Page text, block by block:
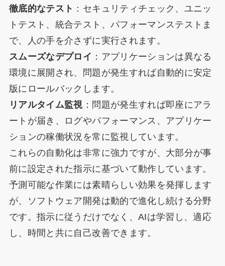
徹底的なテスト ：セキュリティチェック、ユニッ
トテスト、統合テスト、パフォーマンステストま
で、人の手を介さずに実行されます。
スムーズなデプロイ ：アプリケーションは異なる
環境に展開され、問題が発生すれば自動的に安定
版にロールバックします。
リアルタイム監視：問題が発生すれば即座にアラ
ートが届き、ログやパフォーマンス、アプリケー
ションの稼働状況を常に監視しています。
これらの自動化は非常に強力ですが、大部分が事
前に設定された指示に基づいて動作しています。
予測可能な作業には素晴らしい効果を発揮します
が、ソフトウェア開発は動的で進化し続ける分野
です。指示に従うだけでなく、AIは学習し、適応
し、時間と共に自己改善できます。